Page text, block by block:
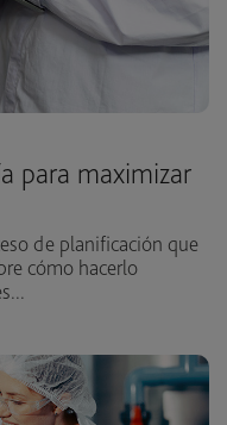
para maximizar
de planificación que
cómo hacerlo